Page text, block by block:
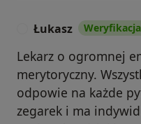
Łukasz
Lekarz o ogromnej
merytoryczny.
odpowie na każde
zegarek i ma